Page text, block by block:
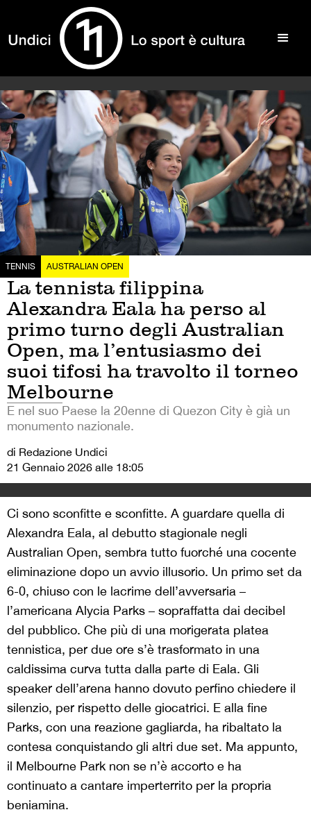
TENNIS AUSTRALIAN OPEN
La tennista filippina
Alexandra Eala ha perso al
primo turno degli Australian
Open, ma l’entusiasmo dei
suoi tifosi ha travolto il torneo
Melbourne
E nel suo Paese la 20enne di Quezon City è già un
monumento nazionale.
di Redazione Undici
21 Gennaio 2026 alle 18:05
Ci sono sconfitte e sconfitte. A guardare quella di
Alexandra Eala, al debutto stagionale negli
Australian Open, sembra tutto fuorché una cocente
eliminazione dopo un avvio illusorio. Un primo set da
6-0, chiuso con le lacrime dell’avversaria –
l’americana Alycia Parks – sopraffatta dai decibel
del pubblico. Che più di una morigerata platea
tennistica, per due ore s’è trasformato in una
caldissima curva tutta dalla parte di Eala. Gli
speaker dell’arena hanno dovuto perfino chiedere il
silenzio, per rispetto delle giocatrici. E alla fine
Parks, con una reazione gagliarda, ha ribaltato la
contesa conquistando gli altri due set. Ma appunto,
il Melbourne Park non se n’è accorto e ha
continuato a cantare imperterrito per la propria
beniamina.